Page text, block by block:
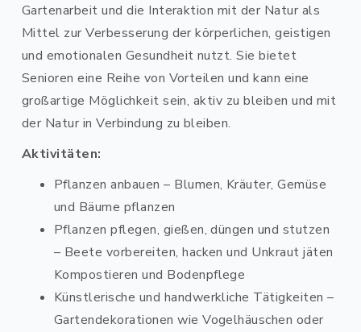
Gartenarbeit und die Interaktion mit der Natur als
Mittel zur Verbesserung der körperlichen, geistigen
und emotionalen Gesundheit nutzt. Sie bietet
Senioren eine Reihe von Vorteilen und kann eine
großartige Möglichkeit sein, aktiv zu bleiben und mit
der Natur in Verbindung zu bleiben.
Aktivitäten:
Pflanzen anbauen – Blumen, Kräuter, Gemüse
und Bäume pflanzen
Pflanzen pflegen, gießen, düngen und stutzen
– Beete vorbereiten, hacken und Unkraut jäten
Kompostieren und Bodenpflege
Künstlerische und handwerkliche Tätigkeiten –
Gartendekorationen wie Vogelhäuschen oder